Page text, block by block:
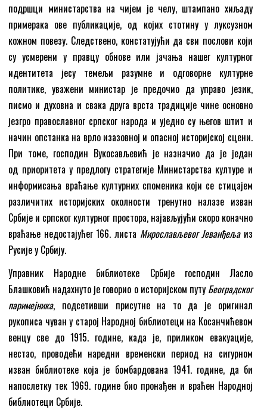
подршци министарства на чијем је челу, штампано хиљаду
примерака ове публикације, од којих стотину у луксузном
кожном повезу. Следствено, констатујући да сви послови који
су усмерени у правцу обнове или јачања нашег културног
идентитета јесу темељи разумне и одговорне културне
политике, уважени министар је предочио да управо језик,
писмо и духовна и свака друга врста традиције чине основно
језгро православног српског народа и уједно су његов штит и
начин опстанка на врло изазовној и опасној историјској сцени.
При томе, господин Вукосављевић је назначио да је један
од приоритета у предлогу стратегије Министарства културе и
информисања враћање културних споменика који се стицајем
различитих историјских околности тренутно налазе изван
Србије и српског културног простора, најављујући скоро коначно
враћање недостајућег 166. листа МирослављевогЈеванђељаиз
Русије у Србију.
Управник Народне библиотеке Србије господин Ласло
Блашковић надахнуто је говорио о историјском путу Београдског
паримејника, подсетивши присутне на то да је оригинал
рукописа чуван у старој Народној библиотеци на Косанчићевом
венцу све до 1915. године, када је, приликом евакуације,
нестао, проводећи наредни временски период на сигурном
изван библиотеке која је бомбардована 1941. године, да би
напослетку тек 1969. године био пронађен и враћен Народној
библиотеци Србије.